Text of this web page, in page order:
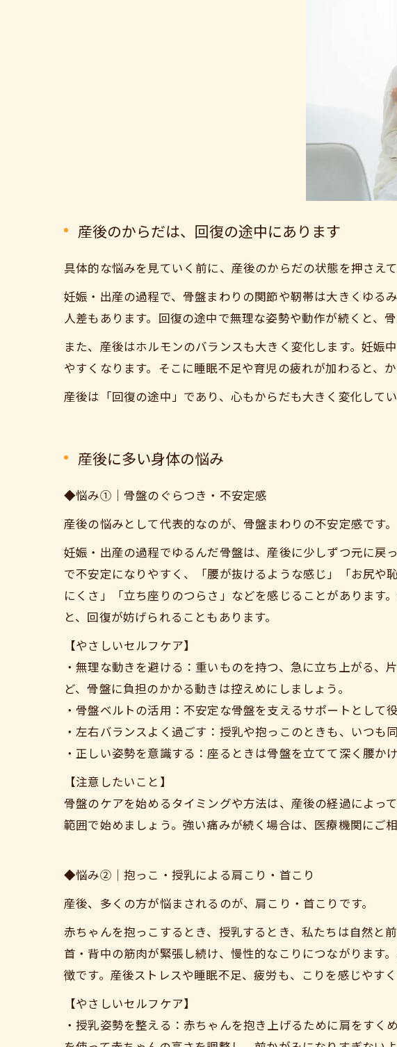
産後のからだは、回復の途中にあります
具体的な悩みを見ていく前に、産後のからだの状態を押さえて
妊娠・出産の過程で、骨盤まわりの関節や靭帯は大きくゆる
人差もあります。回復の途中で無理な姿勢や動作が続くと、
また、産後はホルモンのバランスも大きく変化します。妊娠
やすくなります。そこに睡眠不足や育児の疲れが加わると、
産後は「回復の途中」であり、心もからだも大きく変化して
産後に多い身体の悩み
◆悩み①｜骨盤のぐらつき・不安定感
産後の悩みとして代表的なのが、骨盤まわりの不安定感です。
妊娠・出産の過程でゆるんだ骨盤は、産後に少しずつ元に戻
で不安定になりやすく、「腰が抜けるような感じ」「お尻や
にくさ」「立ち座りのつらさ」などを感じることがあります
と、回復が妨げられることもあります。
【やさしいセルフケア】
・無理な動きを避ける：重いものを持つ、急に立ち上がる、
ど、骨盤に負担のかかる動きは控えめにしましょう。
・骨盤ベルトの活用：不安定な骨盤を支えるサポートとして
・左右バランスよく過ごす：授乳や抱っこのときも、いつも
・正しい姿勢を意識する：座るときは骨盤を立てて深く腰か
【注意したいこと】
骨盤のケアを始めるタイミングや方法は、産後の経過によっ
範囲で始めましょう。強い痛みが続く場合は、医療機関にご相
◆悩み②｜抱っこ・授乳による肩こり・首こり
産後、多くの方が悩まされるのが、肩こり・首こりです。
赤ちゃんを抱っこするとき、授乳するとき、私たちは自然と
首・背中の筋肉が緊張し続け、慢性的なこりにつながります
徴です。産後ストレスや睡眠不足、疲労も、こりを感じやすく
【やさしいセルフケア】
・授乳姿勢を整える：赤ちゃんを抱き上げるために肩をす